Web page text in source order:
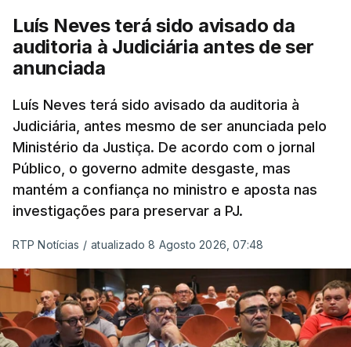
Luís Neves terá sido avisado da
auditoria à Judiciária antes de ser
anunciada
Luís Neves terá sido avisado da auditoria à
Judiciária, antes mesmo de ser anunciada pelo
Ministério da Justiça. De acordo com o jornal
Público, o governo admite desgaste, mas
mantém a confiança no ministro e aposta nas
investigações para preservar a PJ.
RTP Notícias / atualizado 8 Agosto 2026, 07:48